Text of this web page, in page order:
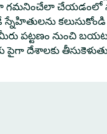
గమనించేలా
స్నేహితులను
పట్టణం నుంచి
పైగా దేశాలకు